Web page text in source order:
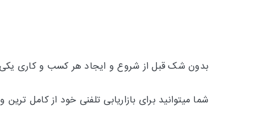
بدون شک قبل از شروع و ایجاد هر کسب و کاری یکی
شما میتوانید برای بازاریابی تلفنی خود از کامل